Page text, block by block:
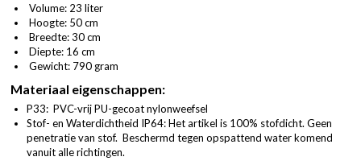
Volume: 23 liter
Hoogte: 50 cm
Breedte: 30 cm
Diepte: 16 cm
Gewicht: 790 gram
Materiaal eigenschappen:
P33: PVC-vrij PU-gecoat nylonweefsel
Stof- en Waterdichtheid IP64: Het artikel is 100% stofdicht. Geen
penetratie van stof. Beschermd tegen opspattend water komend
vanuit alle richtingen.